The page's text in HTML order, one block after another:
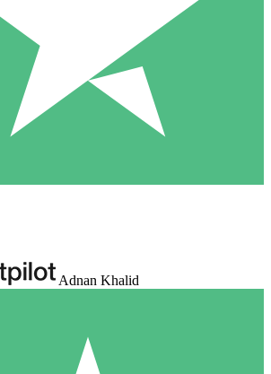
Adnan Khalid